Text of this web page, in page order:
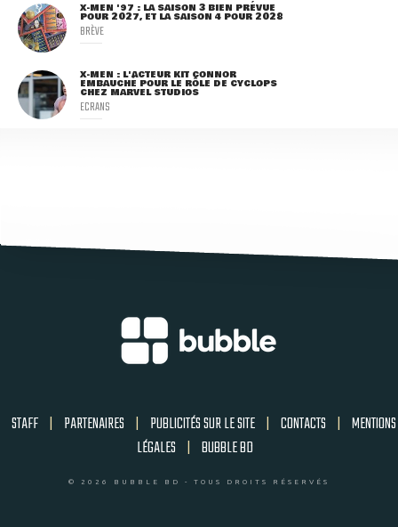
X-MEN '97 : LA SAISON 3 BIEN PRÉVUE
POUR 2027, ET LA SAISON 4 POUR 2028
BRÈVE
X-MEN : L'ACTEUR KIT CONNOR
EMBAUCHÉ POUR LE RÔLE DE CYCLOPS
CHEZ MARVEL STUDIOS
ECRANS
STAFF | PARTENAIRES | PUBLICITÉS SUR LE SITE | CONTACTS | MENTIONS
LÉGALES | BUBBLE BD
© 2026 BUBBLE BD - TOUS DROITS RÉSERVÉS